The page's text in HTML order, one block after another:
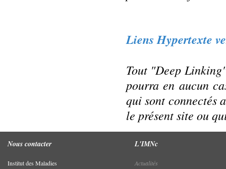
Liens Hypertexte
Tout "Deep
pourra en aucun
qui sont connectés
le présent site ou
Nous contacter
Institut des Maladies
L'IMNc
Actualités